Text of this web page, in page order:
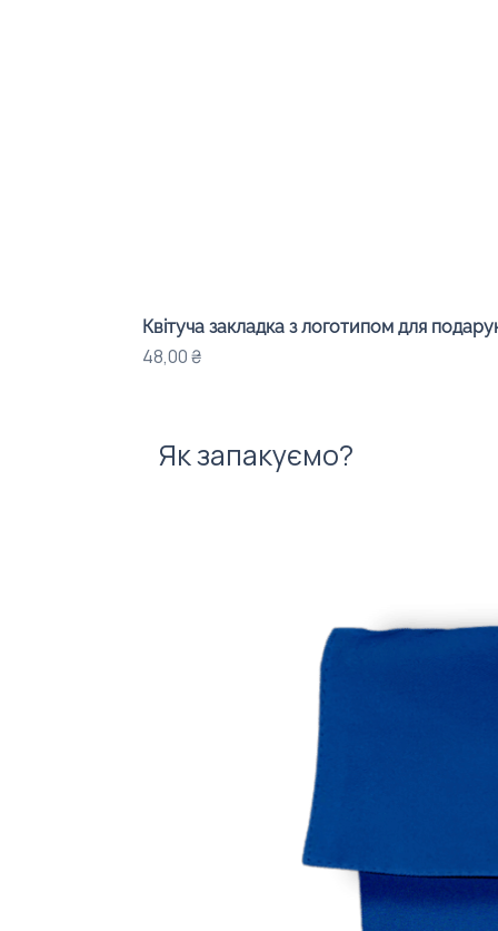
Квітуча закладка з логотипом для
Ціна
48,00 ₴
Як запакуємо?